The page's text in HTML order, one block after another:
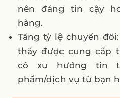
nên đáng tin cậy
hàng.
Tăng tỷ lệ chuyển
thấy được cung cấp
có xu hướng tin
phẩm/dịch vụ từ bạn